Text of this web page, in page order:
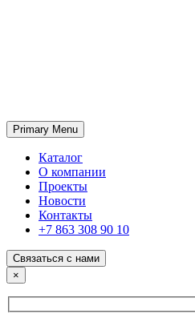
ГК «SABONE»
Оптовые поставки отделочных
Primary Menu
Каталог
О компании
Проекты
Новости
Контакты
+7 863 308 90 10
Связаться с нами
×